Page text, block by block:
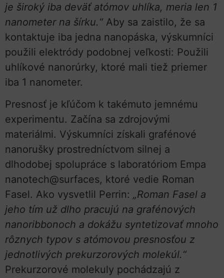
je široký iba deväť atómov uhlíka, meria len 1
nanometer na šírku.“ Aby sa zaistilo, že sa
kontaktuje iba jedna nanopáska, výskumníci
použili elektródy podobnej veľkosti: Použili
uhlíkové nanorúrky, ktoré mali tiež priemer
iba 1 nanometer.
Presnosť je kľúčom k takémuto jemnému
experimentu. Začína sa zdrojovými
materiálmi. Výskumníci získali grafénové
nanorušky prostredníctvom silnej a
dlhodobej spolupráce s laboratóriom Empa
nanotech@surfaces, ktoré vedie Roman
Fasel. Ako vysvetlil Perrin: „Roman Fasel a
jeho tím už dlho pracujú na grafénových
nanoribbonoch a dokážu syntetizovať mnoho
rôznych typov s atómovou presnosťou z
jednotlivých prekurzorových molekúl.“
Prekurzorové molekuly pochádzajú z